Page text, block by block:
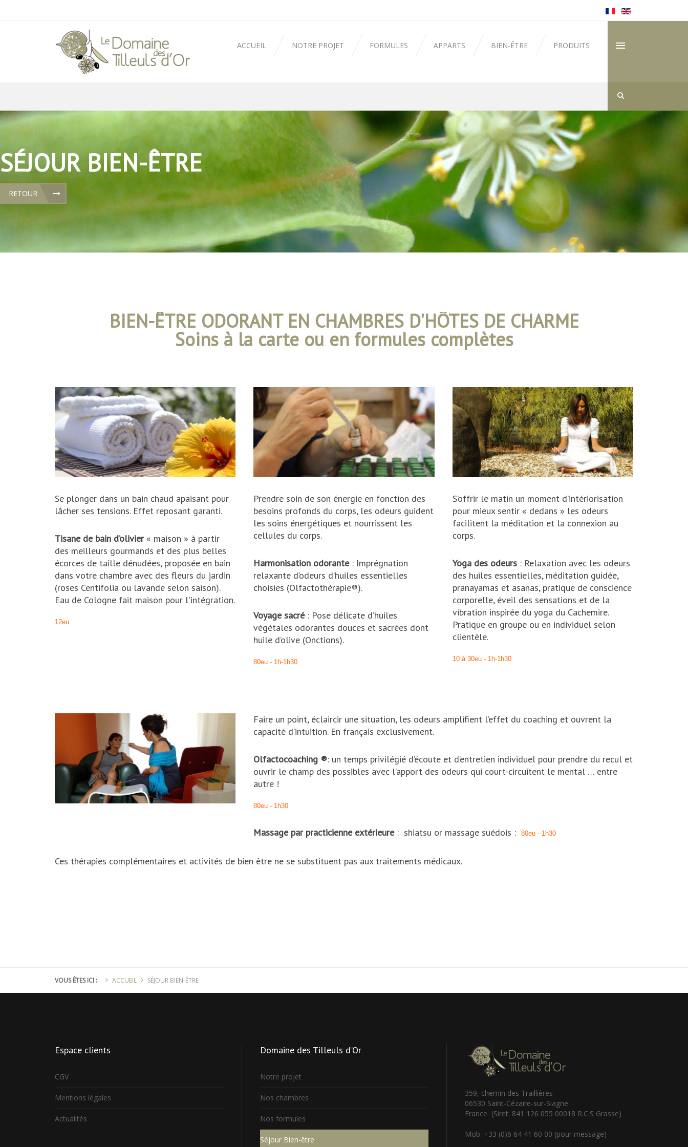
ACCUEIL NOTRE PROJET FORMULES APPARTS BIEN-ÊTRE PRODUITS
SÉJOUR BIEN-ÊTRE
RETOUR
BIEN-ÊTRE ODORANT EN CHAMBRES D'HÔTES DE CHARME
Soins à la carte ou en formules complètes
Se plonger dans un bain chaud apaisant pour
lâcher ses tensions. Effet reposant garanti.
Tisane de bain d’olivier« maison » à partir
des meilleurs gourmands et des plus belles
écorces de taille dénudées, proposée en bain
dans votre chambre avec des fleurs du jardin
(roses Centifolia ou lavande selon saison).
Eau de Cologne fait maison pour l'intégration.
12eu
Prendre soin de son énergie en fonction des
besoins profonds du corps, les odeurs guident
les soins énergétiques et nourrissent les
cellules du corps.
Harmonisation odorante: Imprégnation
relaxante d’odeurs d’huiles essentielles
choisies (Olfactothérapie®).
Voyage sacré: Pose délicate d’huiles
végétales odorantes douces et sacrées dont
huile d’olive (Onctions).
80eu - 1h-1h30
S’offrir le matin un moment d’intériorisation
pour mieux sentir « dedans » les odeurs
facilitent la méditation et la connexion au
corps.
Yoga des odeurs: Relaxation avec les odeurs
des huiles essentielles, méditation guidée,
pranayamas et asanas, pratique de conscience
corporelle, éveil des sensations et de la
vibration inspirée du yoga du Cachemire.
Pratique en groupe ou en individuel selon
clientèle.
10 à 30eu - 1h-1h30
Faire un point, éclaircir une situation, les odeurs amplifient l’effet du coaching et ouvrent la
capacité d’intuition. En français exclusivement.
Olfactocoaching ®: un temps privilégié d’écoute et d’entretien individuel pour prendre du recul et
ouvrir le champ des possibles avec l’apport des odeurs qui court-circuitent le mental … entre
autre !
80eu - 1h30
Massage par practicienne extérieure : shiatsu or massage suédois :80eu - 1h30
Ces thérapies complémentaires et activités de bien être ne se substituent pas aux traitements médicaux.
VOUS ÊTES ICI : ACCUEIL SÉJOUR BIEN-ÊTRE
Espace clients
CGV
Mentions légales
Actualités
Domainedes Tilleuls d'Or
Notre projet
Nos chambres
Nos formules
Séjour Bien-être
359, chemin des Traillières
06530 Saint-Cézaire-sur-Siagne
France (Siret: 841 126 055 00018 R.C.S Grasse)
Mob. +33 (0)6 64 41 60 00 (pour message)